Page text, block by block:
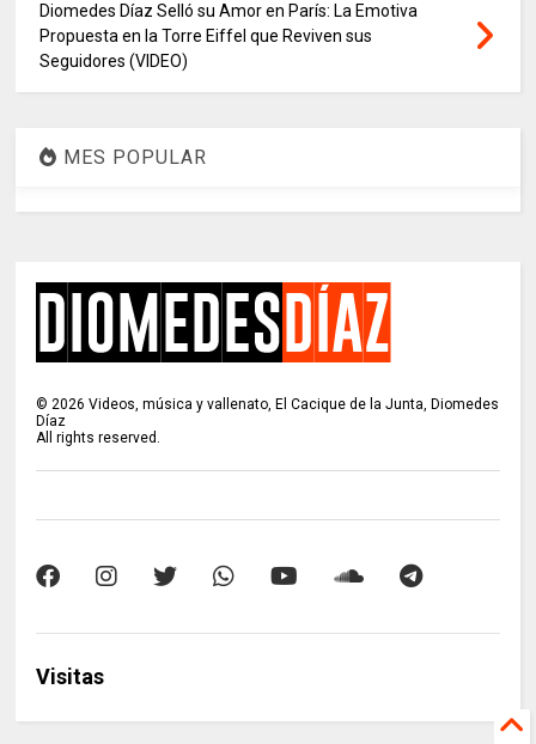
Diomedes Díaz Selló su Amor en París: La Emotiva
Propuesta en la Torre Eiffel que Reviven sus
Seguidores (VIDEO)
MES POPULAR
©2026 Videos, música y vallenato, El Cacique de la Junta, Diomedes
Díaz
All rights reserved.
Visitas